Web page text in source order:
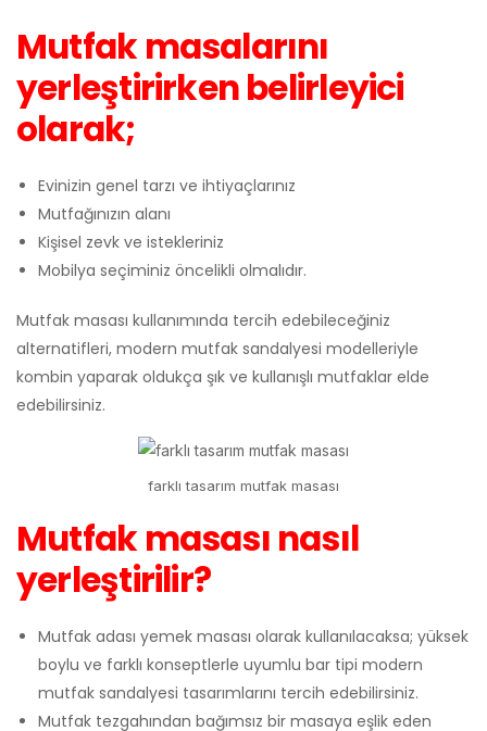
Mutfak masalarını
yerleştirirken belirleyici
olarak;
Evinizin genel tarzı ve ihtiyaçlarınız
Mutfağınızın alanı
Kişisel zevk ve istekleriniz
Mobilya seçiminiz öncelikli olmalıdır.
Mutfak masası kullanımında tercih edebileceğiniz
alternatifleri, modern mutfak sandalyesi modelleriyle
kombin yaparak oldukça şık ve kullanışlı mutfaklar elde
edebilirsiniz.
farklı tasarım mutfak masası
Mutfak masası nasıl
yerleştirilir?
Mutfak adası yemek masası olarak kullanılacaksa; yüksek
boylu ve farklı konseptlerle uyumlu bar tipi modern
mutfak sandalyesi tasarımlarını tercih edebilirsiniz.
Mutfak tezgahından bağımsız bir masaya eşlik eden